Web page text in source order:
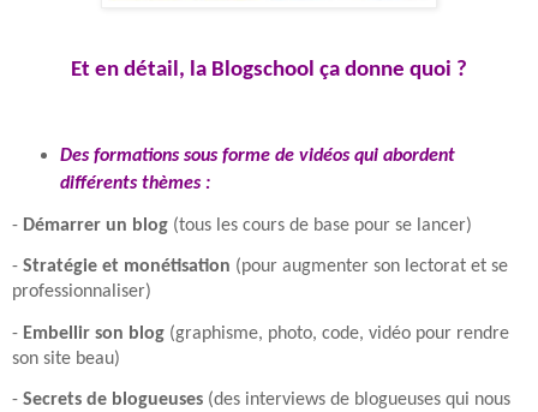
Et en détail, la Blogschool ça donne quoi ?
Des formations sous forme de vidéos qui abordent
différents thèmes :
- Démarrer un blog (tous les cours de base pour se lancer)
- Stratégie et monétisation (pour augmenter son lectorat et se
professionnaliser)
- Embellir son blog (graphisme, photo, code, vidéo pour rendre
son site beau)
- Secrets de blogueuses (des interviews de blogueuses qui nous